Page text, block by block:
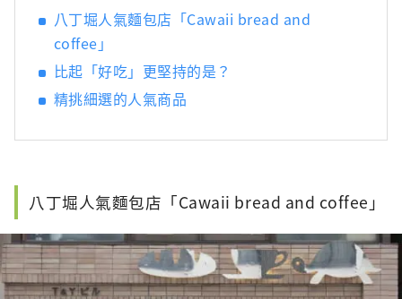
八丁堀人氣麵包店「Cawaii bread and
coffee」
比起「好吃」更堅持的是？
精挑細選的人氣商品
八丁堀人氣麵包店「Cawaii bread and coffee」